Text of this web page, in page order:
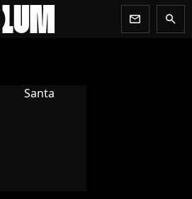
newsletter search